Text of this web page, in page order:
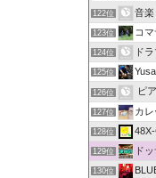
122位 音楽
123位 コ
124位 ド
125位
126位 ピ
127位 カレ
128位
129位 ド
130位